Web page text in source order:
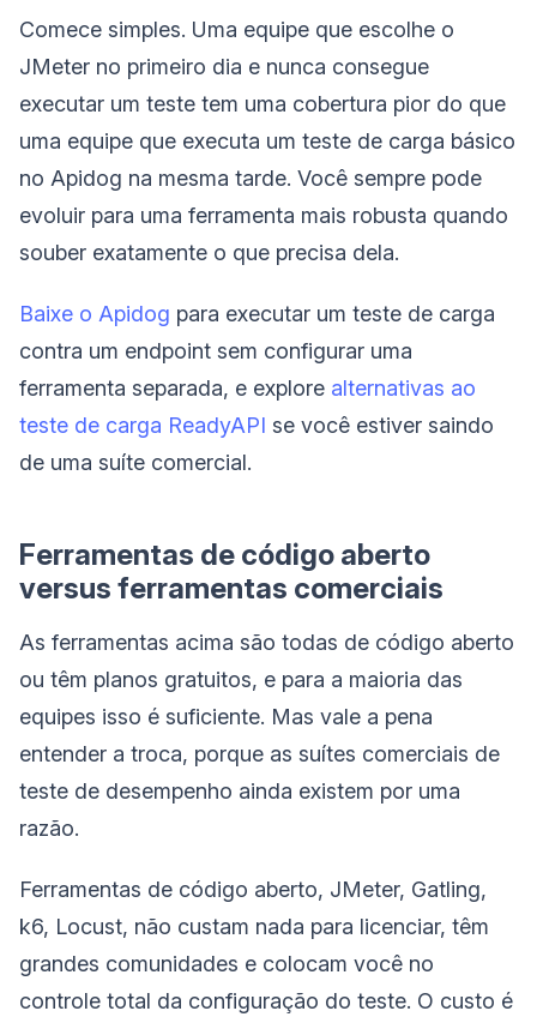
Comece simples. Uma equipe que escolhe o
JMeter no primeiro dia e nunca consegue
executar um teste tem uma cobertura pior do que
uma equipe que executa um teste de carga básico
no Apidog na mesma tarde. Você sempre pode
evoluir para uma ferramenta mais robusta quando
souber exatamente o que precisa dela.
Baixe o Apidog para executar um teste de carga
contra um endpoint sem configurar uma
ferramenta separada, e explore alternativas ao
teste de carga ReadyAPI se você estiver saindo
de uma suíte comercial.
Ferramentas de código aberto
versus ferramentas comerciais
As ferramentas acima são todas de código aberto
ou têm planos gratuitos, e para a maioria das
equipes isso é suficiente. Mas vale a pena
entender a troca, porque as suítes comerciais de
teste de desempenho ainda existem por uma
razão.
Ferramentas de código aberto, JMeter, Gatling,
k6, Locust, não custam nada para licenciar, têm
grandes comunidades e colocam você no
controle total da configuração do teste. O custo é